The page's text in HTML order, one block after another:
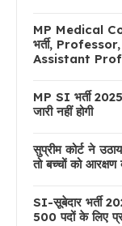
MP Medical
भर्ती,
Assistant
MP SI भर्ती
जारी नहीं होगी
सुप्रीम कोर्ट ने
तो बच्चों को आरक्षण
SI-सूबेदार भर्ती
500 पदों के लिए